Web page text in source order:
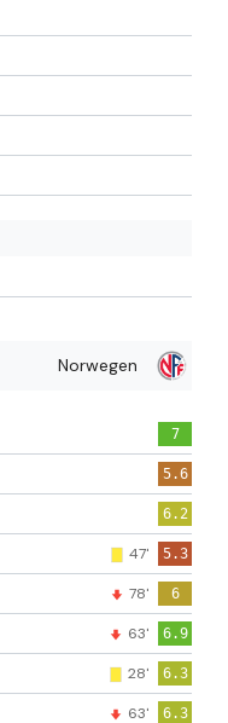
Norwegen
7
5.6
6.2
47' 5.3
78' 6
63' 6.9
28' 6.3
63' 6.3